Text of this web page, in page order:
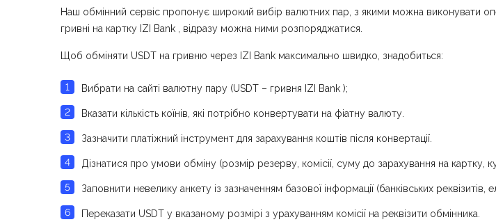
Наш обмінний сервіс пропонує широкий вибір валютних пар, з якими можна виконувати
гривні на картку IZI Bank , відразу можна ними розпоряджатися.
Щоб обміняти USDT на гривню через IZI Bank максимально швидко, знадобиться:
Вибрати на сайті валютну пару (USDT – гривня IZI Bank );
Вказати кількість коїнів, які потрібно конвертувати на фіатну валюту.
Зазначити платіжний інструмент для зарахування коштів після конвертації.
Дізнатися про умови обміну (розмір резерву, комісії, суму до зарахування на картку,
Заповнити невелику анкету із зазначенням базової інформації (банківських реквізитів,
Переказати USDT у вказаному розмірі з урахуванням комісії на реквізити обмінника.